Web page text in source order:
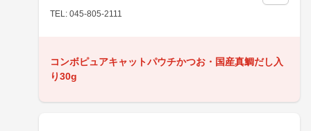
TEL: 045-805-2111
コンボピュアキャットパウチかつお・国産真鯛だし入
り30g